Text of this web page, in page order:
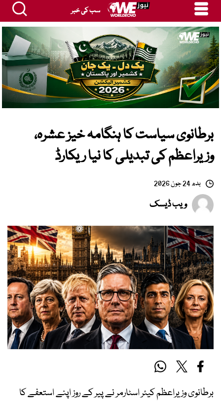
سب کی خبر
برطانوی سیاست کا ہنگامہ خیز عشرہ،
وزیراعظم کی تبدیلی کا نیا ریکارڈ
بدھ 24 جون 2026
ویب ڈیسک
برطانوی وزیراعظم کیئر اسٹارمر نے پیر کے روز اپنے استعفے کا